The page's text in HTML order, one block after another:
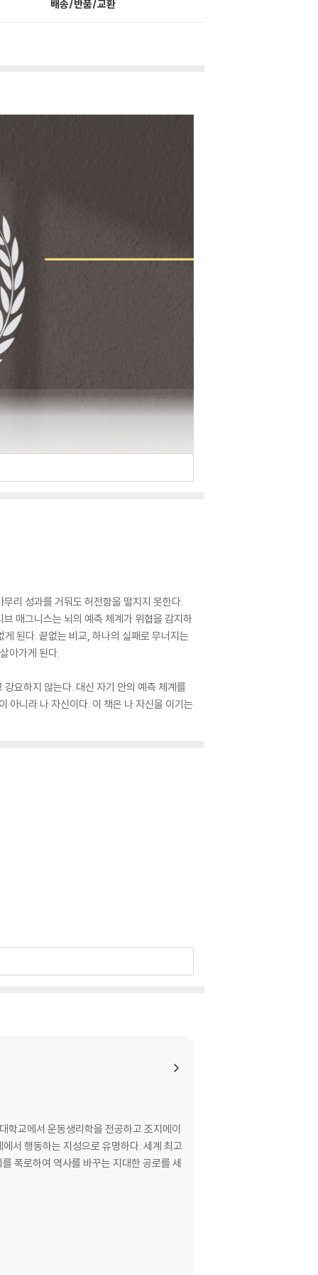
배송/반품/교환
리 성과를 거둬도 허전함을 떨치지 못한다.
매그니스는 뇌의 예측 체계가 위협을 감지하
된다. 끝없는 비교, 하나의 실패로 무너지는
아가게 된다.
요하지 않는다. 대신 자기 안의 예측 체계를
아니라 나 자신이다. 이 책은 나 자신을 이기는
학교에서 운동생리학을 전공하고 조지메이
서 행동하는 지성으로 유명하다. 세계 최고
폭로하여 역사를 바꾸는 지대한 공로를 세